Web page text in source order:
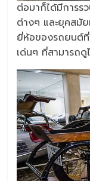
ต่อมาก็ได้มีการร
ต่างๆ และยุคสมั
ยี่ห้อของรถยนต์
เด่นๆ ที่สามารถดู